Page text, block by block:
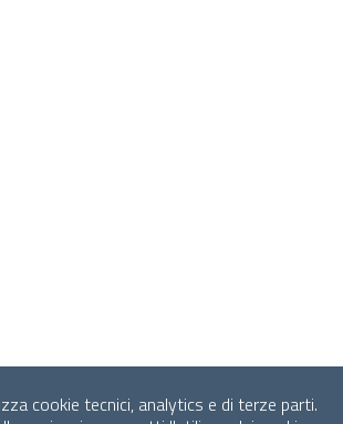
cookie tecnici, analytics e di terze parti.